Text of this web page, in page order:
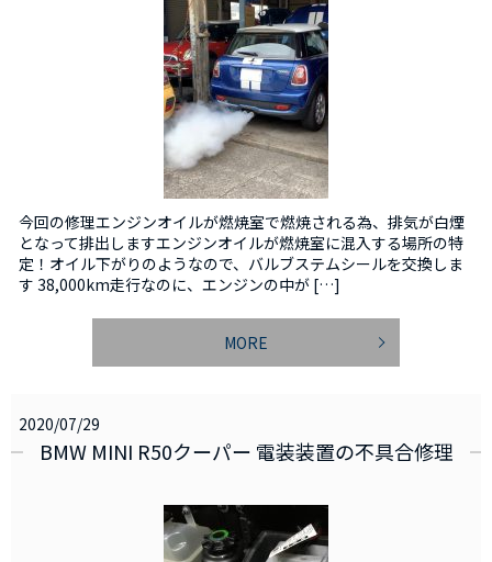
今回の修理エンジンオイルが燃焼室で燃焼される為、排気が白煙
となって排出しますエンジンオイルが燃焼室に混入する場所の特
定！オイル下がりのようなので、バルブステムシールを交換しま
す 38,000km走行なのに、エンジンの中が […]
MORE
2020/07/29
BMW MINI R50クーパー 電装装置の不具合修理